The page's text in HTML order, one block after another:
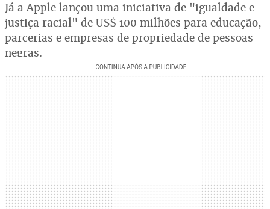
Já a Apple lançou uma iniciativa de "igualdade e
justiça racial" de US$ 100 milhões para educação,
parcerias e empresas de propriedade de pessoas
negras.